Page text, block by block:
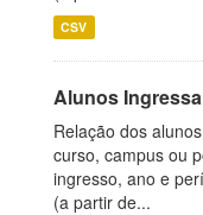
CSV
Alunos
Relação dos
curso, campus ou
ingresso, ano e
(a partir de...